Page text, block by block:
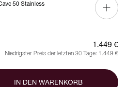
50 Stainless
1.449 €
Niedrigster Preis der letzten 30 Tage: 1.449 €
IN DEN WARENKORB